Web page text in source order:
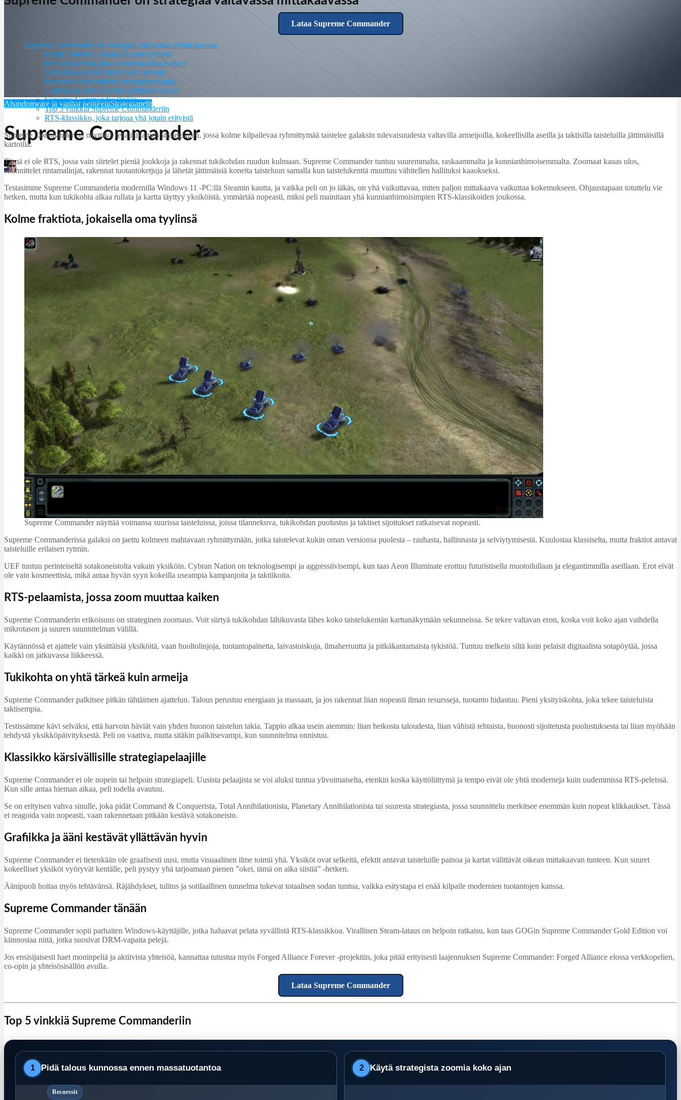
Abandonware ja vanhat pelitPelitStrategiapelit
Supreme Commander
Martin Jørgensen
Lataa Supreme Commander
Supreme Commander on strategiaa valtavassa mittakaavassa
Kolme fraktiota, jokaisella oma tyylinsä
RTS-pelaamista, jossa zoom muuttaa kaiken
Tukikohta on yhtä tärkeä kuin armeija
Klassikko kärsivällisille strategiapelaajille
Grafiikka ja ääni kestävät yllättävän hyvin
Supreme Commander tänään
Top 5 vinkkiä Supreme Commanderiin
RTS-klassikko, joka tarjoaa yhä jotain erityistä
Supreme Commander on näyttävä reaaliaikainen strategiapeli, jossa kolme kilpailevaa ryhmittymää taistelee galaksin tulevaisuudesta valtavilla armeijoilla, kokeellisilla aseilla ja taktisilla taisteluilla jättimäisillä
kartoilla.
Tämä ei ole RTS, jossa vain siirtelet pieniä joukkoja ja rakennat tukikohdan ruudun kulmaan. Supreme Commander tuntuu suuremmalta, raskaammalta ja kunnianhimoisemmalta. Zoomaat kauas ulos,
suunnittelet rintamalinjat, rakennat tuotantoketjuja ja lähetät jättimäisiä koneita taisteluun samalla kun taistelukenttä muuttuu vähitellen hallituksi kaaokseksi.
Testasimme Supreme Commanderia modernilla Windows 11 -PC:llä Steamin kautta, ja vaikka peli on jo iäkäs, on yhä vaikuttavaa, miten paljon mittakaava vaikuttaa kokemukseen. Ohjaustapaan totuttelu vie
hetken, mutta kun tukikohta alkaa rullata ja kartta täyttyy yksiköistä, ymmärtää nopeasti, miksi peli mainitaan yhä kunnianhimoisimpien RTS-klassikoiden joukossa.
Kolme fraktiota, jokaisella oma tyylinsä
Supreme Commander näyttää voimansa suurissa taisteluissa, joissa tilannekuva, tukikohdan puolustus ja taktiset sijoitukset ratkaisevat nopeasti.
Supreme Commanderissa galaksi on jaettu kolmeen mahtavaan ryhmittymään, jotka taistelevat kukin oman versionsa puolesta – rauhasta, hallinnasta ja selviytymisestä. Kuulostaa klassiselta, mutta fraktiot antavat
taisteluille erilaisen rytmin.
UEF tuntuu perinteiseltä sotakoneistolta vakain yksiköin. Cybran Nation on teknologisempi ja aggressiivisempi, kun taas Aeon Illuminate erottuu futuristisella muotoilullaan ja elegantimmilla aseillaan. Erot eivät
ole vain kosmeettisia, mikä antaa hyvän syyn kokeilla useampia kampanjoita ja taktiikoita.
RTS-pelaamista, jossa zoom muuttaa kaiken
Supreme Commanderin erikoisuus on strateginen zoomaus. Voit siirtyä tukikohdan lähikuvasta lähes koko taistelukentän karttanäkymään sekunneissa. Se tekee valtavan eron, koska voit koko ajan vaihdella
mikrotason ja suuren suunnitelman välillä.
Käytännössä et ajattele vain yksittäisiä yksiköitä, vaan huoltolinjoja, tuotantopainetta, laivastoiskuja, ilmaherruutta ja pitkäkantamaista tykistöä. Tuntuu melkein siltä kuin pelaisit digitaalista sotapöytää, jossa
kaikki on jatkuvassa liikkeessä.
Tukikohta on yhtä tärkeä kuin armeija
Supreme Commander palkitsee pitkän tähtäimen ajattelun. Talous perustuu energiaan ja massaan, ja jos rakennat liian nopeasti ilman resursseja, tuotanto hidastuu. Pieni yksityiskohta, joka tekee taisteluista
taktisempia.
Testissämme kävi selväksi, että harvoin häviät vain yhden huonon taistelun takia. Tappio alkaa usein aiemmin: liian heikosta taloudesta, liian vähistä tehtaista, huonosti sijoitetusta puolustuksesta tai liian myöhään
tehdystä yksikköpäivityksestä. Peli on vaativa, mutta sitäkin palkitsevampi, kun suunnitelma onnistuu.
Klassikko kärsivällisille strategiapelaajille
Supreme Commander ei ole nopein tai helpoin strategiapeli. Uusista pelaajista se voi aluksi tuntua ylivoimaiselta, etenkin koska käyttöliittymä ja tempo eivät ole yhtä moderneja kuin uudemmissa RTS-peleissä.
Kun sille antaa hieman aikaa, peli todella avautuu.
Se on erityisen vahva sinulle, joka pidät Command & Conquerista, Total Annihilationista, Planetary Annihilationista tai suuresta strategiasta, jossa suunnittelu merkitsee enemmän kuin nopeat klikkaukset. Tässä
ei reagoida vain nopeasti, vaan rakennetaan pitkään kestävä sotakoneisto.
Grafiikka ja ääni kestävät yllättävän hyvin
Supreme Commander ei tietenkään ole graafisesti uusi, mutta visuaalinen ilme toimii yhä. Yksiköt ovat selkeitä, efektit antavat taisteluille painoa ja kartat välittävät oikean mittakaavan tunteen. Kun suuret
kokeelliset yksiköt vyöryvät kentälle, peli pystyy yhä tarjoamaan pienen ”okei, tämä on aika siistiä” -hetken.
Äänipuoli hoitaa myös tehtävänsä. Räjähdykset, tulitus ja sotilaallinen tunnelma tukevat totaalisen sodan tuntua, vaikka esitystapa ei enää kilpaile modernien tuotantojen kanssa.
Supreme Commander tänään
Supreme Commander sopii parhaiten Windows-käyttäjille, jotka haluavat pelata syvällistä RTS-klassikkoa. Virallinen Steam-lataus on helpoin ratkaisu, kun taas GOGin Supreme Commander Gold Edition voi
kiinnostaa niitä, jotka suosivat DRM-vapaita pelejä.
Jos ensisijaisesti haet moninpeliä ja aktiivista yhteisöä, kannattaa tutustua myös Forged Alliance Forever -projektiin, joka pitää erityisesti laajennuksen Supreme Commander: Forged Alliance elossa verkkopelien,
co-opin ja yhteisösisällön avulla.
Lataa Supreme Commander
Top 5 vinkkiä Supreme Commanderiin
1 Pidä talous kunnossa ennen massatuotantoa
Resurssit
2 Käytä strategista zoomia koko ajan